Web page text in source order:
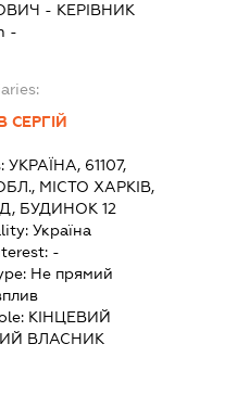
- КЕРІВНИК
-
УКРАЇНА, 61107,
МІСТО ХАРКІВ,
БУДИНОК 12
Україна
-
Не прямий
КІНЦЕВИЙ
ВЛАСНИК